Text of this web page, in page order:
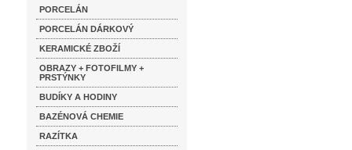
PORCELÁN
PORCELÁN DÁRKOVÝ
KERAMICKÉ ZBOŽÍ
OBRAZY + FOTOFILMY +
PRSTÝNKY
BUDÍKY A HODINY
BAZÉNOVÁ CHEMIE
RAZÍTKA